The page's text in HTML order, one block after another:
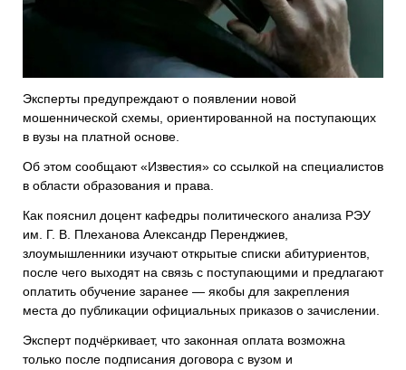
Эксперты предупреждают о появлении новой
мошеннической схемы, ориентированной на поступающих
в вузы на платной основе.
Об этом сообщают «Известия» со ссылкой на специалистов
в области образования и права.
Как пояснил доцент кафедры политического анализа РЭУ
им. Г. В. Плеханова Александр Перенджиев,
злоумышленники изучают открытые списки абитуриентов,
после чего выходят на связь с поступающими и предлагают
оплатить обучение заранее — якобы для закрепления
места до публикации официальных приказов о зачислении.
Эксперт подчёркивает, что законная оплата возможна
только после подписания договора с вузом и